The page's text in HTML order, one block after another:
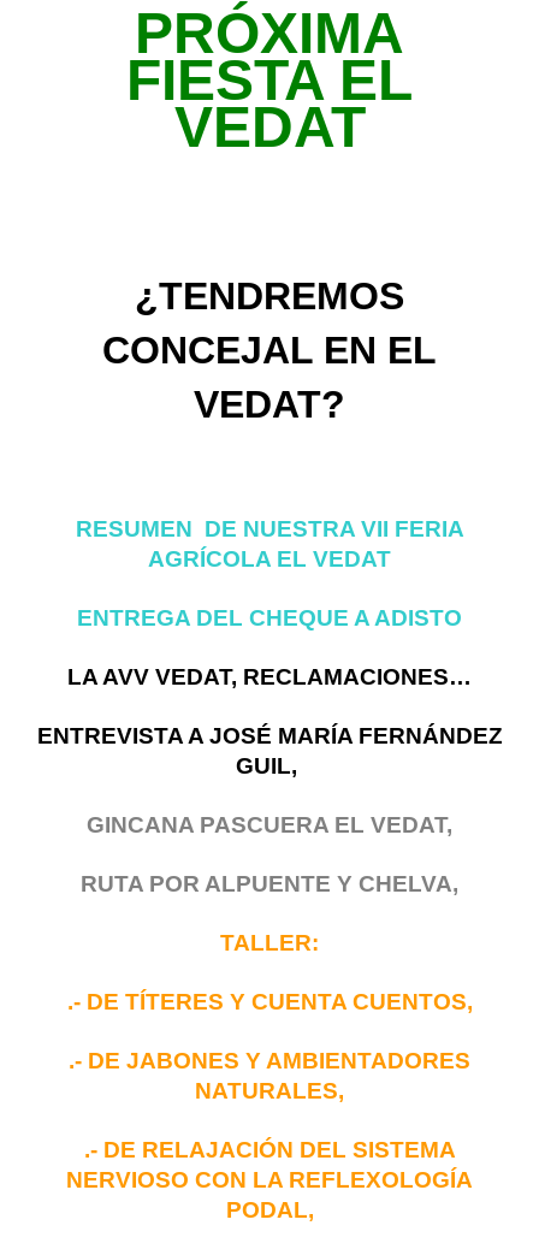
PRÓXIMA
FIESTA EL
VEDAT
¿TENDREMOS
CONCEJAL EN EL
VEDAT?
RESUMEN DE NUESTRA VII FERIA
AGRÍCOLA EL VEDAT
ENTREGA DEL CHEQUE A ADISTO
LA AVV VEDAT, RECLAMACIONES…
ENTREVISTA A JOSÉ MARÍA FERNÁNDEZ
GUIL,
GINCANA PASCUERA EL VEDAT,
RUTA POR ALPUENTE Y CHELVA,
TALLER:
.- DE TÍTERES Y CUENTA CUENTOS,
.- DE JABONES Y AMBIENTADORES
NATURALES,
.- DE RELAJACIÓN DEL SISTEMA
NERVIOSO CON LA REFLEXOLOGÍA
PODAL,